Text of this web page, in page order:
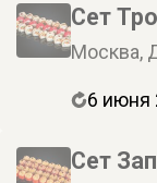
Сет
Москва,
6 июня
Сет